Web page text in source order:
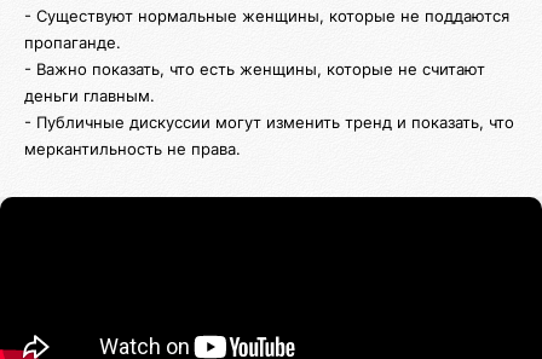
- Существуют нормальные женщины, которые не поддаются
пропаганде.
- Важно показать, что есть женщины, которые не считают
деньги главным.
- Публичные дискуссии могут изменить тренд и показать, что
меркантильность не права.